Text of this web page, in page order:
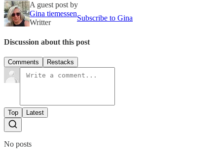
A guest post by
Gina tiemessen
Writter
Subscribe to Gina
Discussion about this post
Comments Restacks
Top Latest
No posts